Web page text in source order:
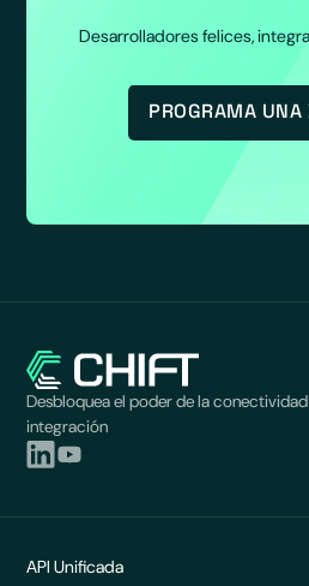
Desarrolladores felices,
PROGRAMA UNA
Desbloquea el poder de la
integración
API Unificada